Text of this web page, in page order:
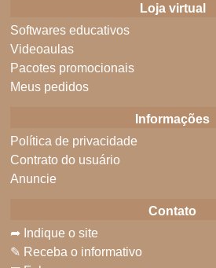
Loja virtual
Softwares educativos
Videoaulas
Pacotes promocionais
Meus pedidos
Informações
Política de privacidade
Contrato do usuário
Anuncie
Contato
➦ Indique o site
✎ Receba o informativo